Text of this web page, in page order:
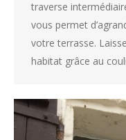
traverse
vous permet
votre terrasse.
habitat grâce au